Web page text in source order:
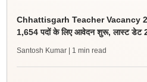
Chhattisgarh Teacher Vacancy
1,654 पदों के लिए आवेदन शुरू, लास्ट डेट
Santosh Kumar | 1 min read